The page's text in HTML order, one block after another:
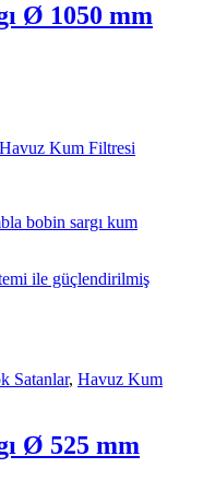
Ø 1050 mm
Kum Filtresi
bobin sargı kum
ile güçlendirilmiş
Satanlar, Havuz Kum
Ø 525 mm